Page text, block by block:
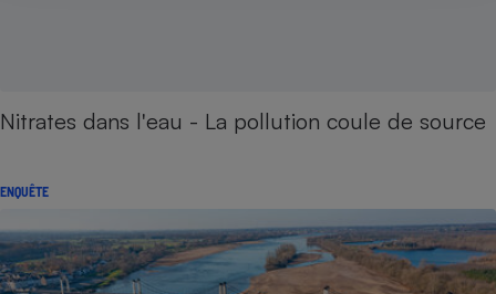
Nitrates dans l'eau - La pollution coule de source
ENQUÊTE